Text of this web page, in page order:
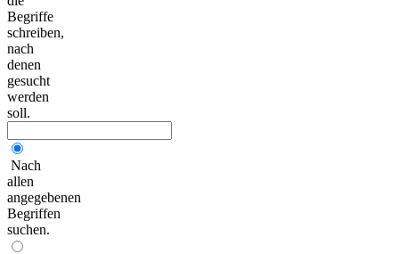
Begriffe
schreiben,
nach
denen
gesucht
werden
soll.
Nach
allen
angegebenen
Begriffen
suchen.